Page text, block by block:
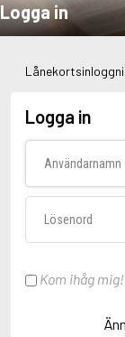
Logga in
Logga in
Kom ihåg mig!